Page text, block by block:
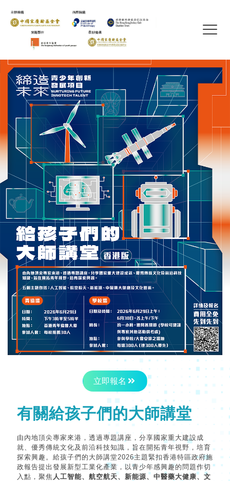
立即報名
有關給孩子們的大師講堂
由內地頂尖專家來港，透過專題講座，分享國家重大建設成
就、優秀傳統文化及前沿科技知識，旨在開拓青年視野，培育
探索興趣。給孩子們的大師講堂2026主題緊扣香港特區政府施
政報告提出發展新型工業化產業，以青少年感興趣的問題作切
入點，聚焦 人工智能、航空航天、新能源、中醫藥大健康、文